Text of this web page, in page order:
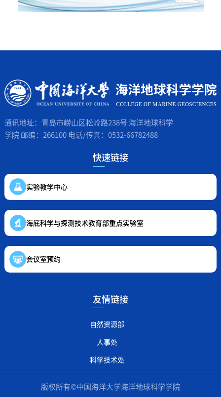
通讯地址：青岛市崂山区松岭路238号 海洋地球科学
学院 邮编：266100 电话/传真：0532-66782488
快速链接
实验教学中心
海底科学与探测技术教育部重点实验室
会议室预约
友情链接
自然资源部
人事处
科学技术处
版权所有©中国海洋大学海洋地球科学学院